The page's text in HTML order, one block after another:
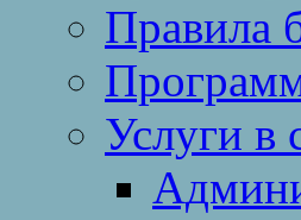
Правила
Услуги в